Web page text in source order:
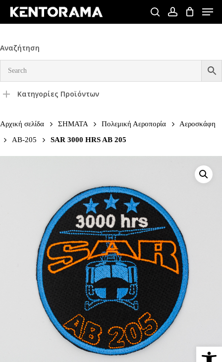
Skip
content
searchaccount
Menu
Αναζήτηση
Κατηγορίες Προϊόντων
Αρχική σελίδα ΣΗΜΑΤΑ Πολεμική Αεροπορία
Αεροσκάφη
AB-205
SAR 3000 HRS AB 205